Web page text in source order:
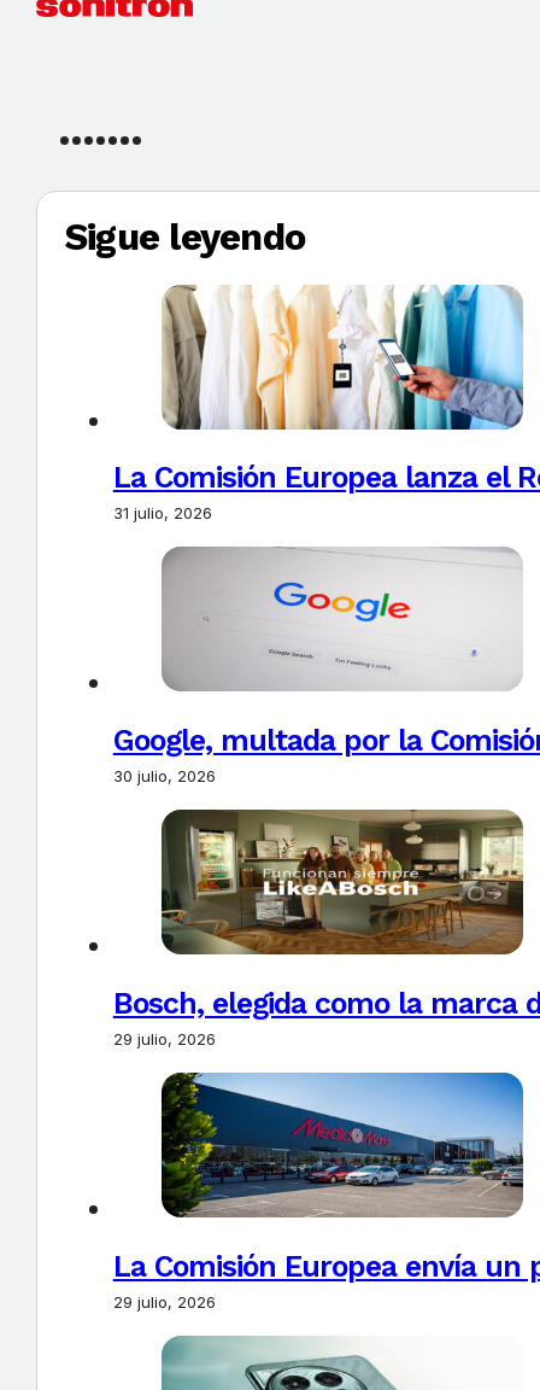
Sigue leyendo
La Comisión Europea lanza el
31 julio, 2026
Google, multada por la
30 julio, 2026
Bosch, elegida como la marca
29 julio, 2026
La Comisión Europea envía un
29 julio, 2026